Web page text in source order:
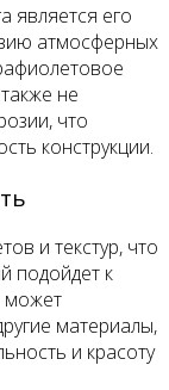
является его
атмосферных
не
что
конструкции.
и текстур, что
подойдет к
может
материалы,
и красоту